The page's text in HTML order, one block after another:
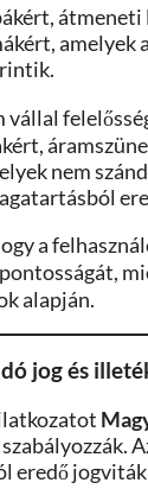
átmeneti
amelyek
vállal
nem
a
alapján.
jog és
szabályozzák.
eredő